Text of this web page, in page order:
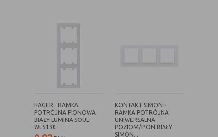
- niezbędne do poprawnego działania
działanie nie ma nic wspólnego ze
informacji pozwalających zidentyfikować
danych konkretnego użytkownika
HAGER - RAMKA
POTRÓJNA PIONOWA
BIAŁY LUMINA SOUL -
WL5130
KONTAKT SIMON -
RAMKA POTRÓJNA
UNIWERSALNA
POZIOM/PION BIAŁY
SIMON...